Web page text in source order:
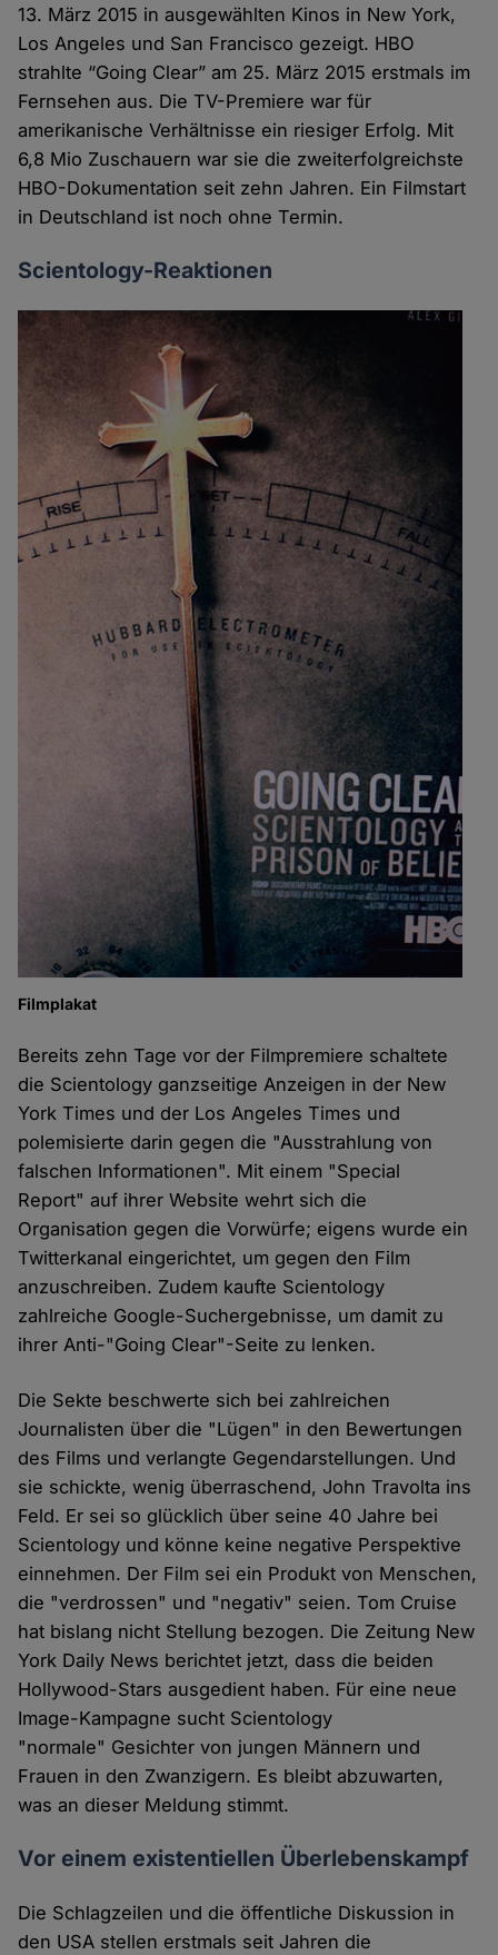
13. März 2015 in ausgewählten Kinos in New York,
Los Angeles und San Francisco gezeigt. HBO
strahlte “Going Clear” am 25. März 2015 erstmals im
Fernsehen aus. Die TV-Premiere war für
amerikanische Verhältnisse ein riesiger Erfolg. Mit
6,8 Mio Zuschauern war sie die zweiterfolgreichste
HBO-Dokumentation seit zehn Jahren. Ein Filmstart
in Deutschland ist noch ohne Termin.
Scientology-Reaktionen
Filmplakat
Bereits zehn Tage vor der Filmpremiere schaltete
die Scientology ganzseitige Anzeigen in der New
York Times und der Los Angeles Times und
polemisierte darin gegen die "Ausstrahlung von
falschen Informationen". Mit einem "Special
Report" auf ihrer Website wehrt sich die
Organisation gegen die Vorwürfe; eigens wurde ein
Twitterkanal eingerichtet, um gegen den Film
anzuschreiben. Zudem kaufte Scientology
zahlreiche Google-Suchergebnisse, um damit zu
ihrer Anti-"Going Clear"-Seite zu lenken.
Die Sekte beschwerte sich bei zahlreichen
Journalisten über die "Lügen" in den Bewertungen
des Films und verlangte Gegendarstellungen. Und
sie schickte, wenig überraschend, John Travolta ins
Feld. Er sei so glücklich über seine 40 Jahre bei
Scientology und könne keine negative Perspektive
einnehmen. Der Film sei ein Produkt von Menschen,
die "verdrossen" und "negativ" seien. Tom Cruise
hat bislang nicht Stellung bezogen. Die Zeitung New
York Daily News berichtet jetzt, dass die beiden
Hollywood-Stars ausgedient haben. Für eine neue
Image-Kampagne sucht Scientology
"normale" Gesichter von jungen Männern und
Frauen in den Zwanzigern. Es bleibt abzuwarten,
was an dieser Meldung stimmt.
Vor einem existentiellen Überlebenskampf
Die Schlagzeilen und die öffentliche Diskussion in
den USA stellen erstmals seit Jahren die